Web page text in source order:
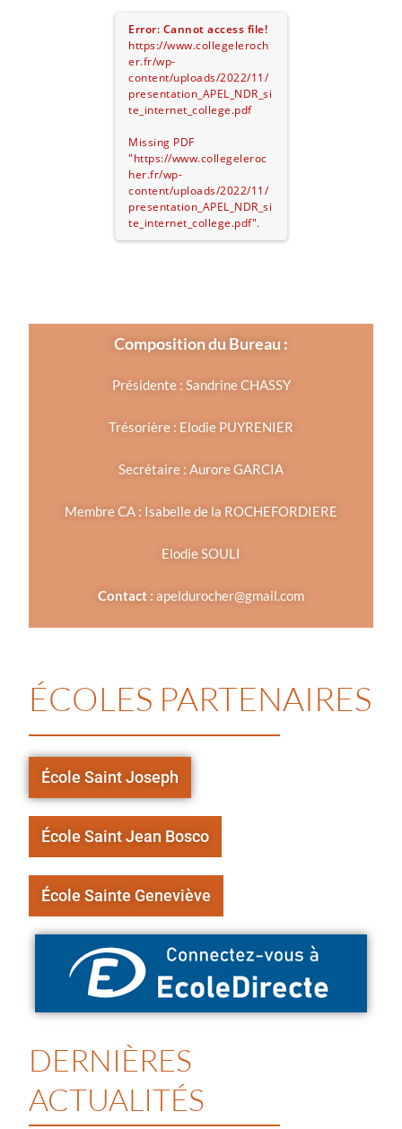
Error: Cannot access file!
https://www.collegeleroch
er.fr/wp-
content/uploads/2022/11/
presentation_APEL_NDR_si
te_internet_college.pdf
Missing PDF
"https://www.collegeleroc
her.fr/wp-
content/uploads/2022/11/
presentation_APEL_NDR_si
te_internet_college.pdf".
Composition du Bureau :
Présidente : Sandrine CHASSY
Trésorière : Elodie PUYRENIER
Secrétaire : Aurore GARCIA
Membre CA : Isabelle de la ROCHEFORDIERE
Elodie SOULI
Contact : apeldurocher@gmail.com
ÉCOLES PARTENAIRES
École Saint Joseph
École Saint Jean Bosco
École Sainte Geneviève
DERNIÈRES
ACTUALITÉS